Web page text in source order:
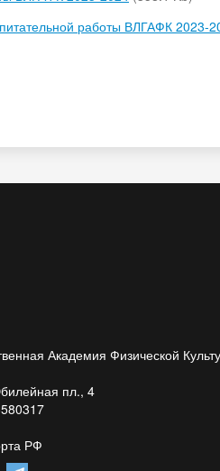
работы ВЛГАФК 2023-
Академия Физической
пл., 4
РФ